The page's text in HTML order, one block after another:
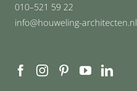
010–521 59 22
info@houweling-architecten.nl